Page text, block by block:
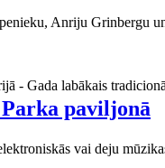
paviljonā
Anriju Grinbergu
- Gada labākais
vai deju